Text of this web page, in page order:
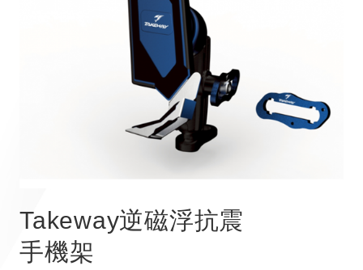
Takeway逆磁浮抗震
手機架